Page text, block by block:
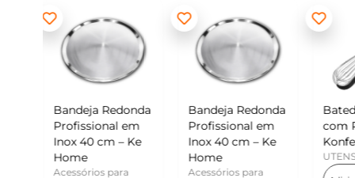
Bandeja Redonda
Profissional em
Inox 40 cm – Ke
Home
Acessórios para
Batedor de Ovos
com Raspador –
Konfektt
UTENSÍLIOS